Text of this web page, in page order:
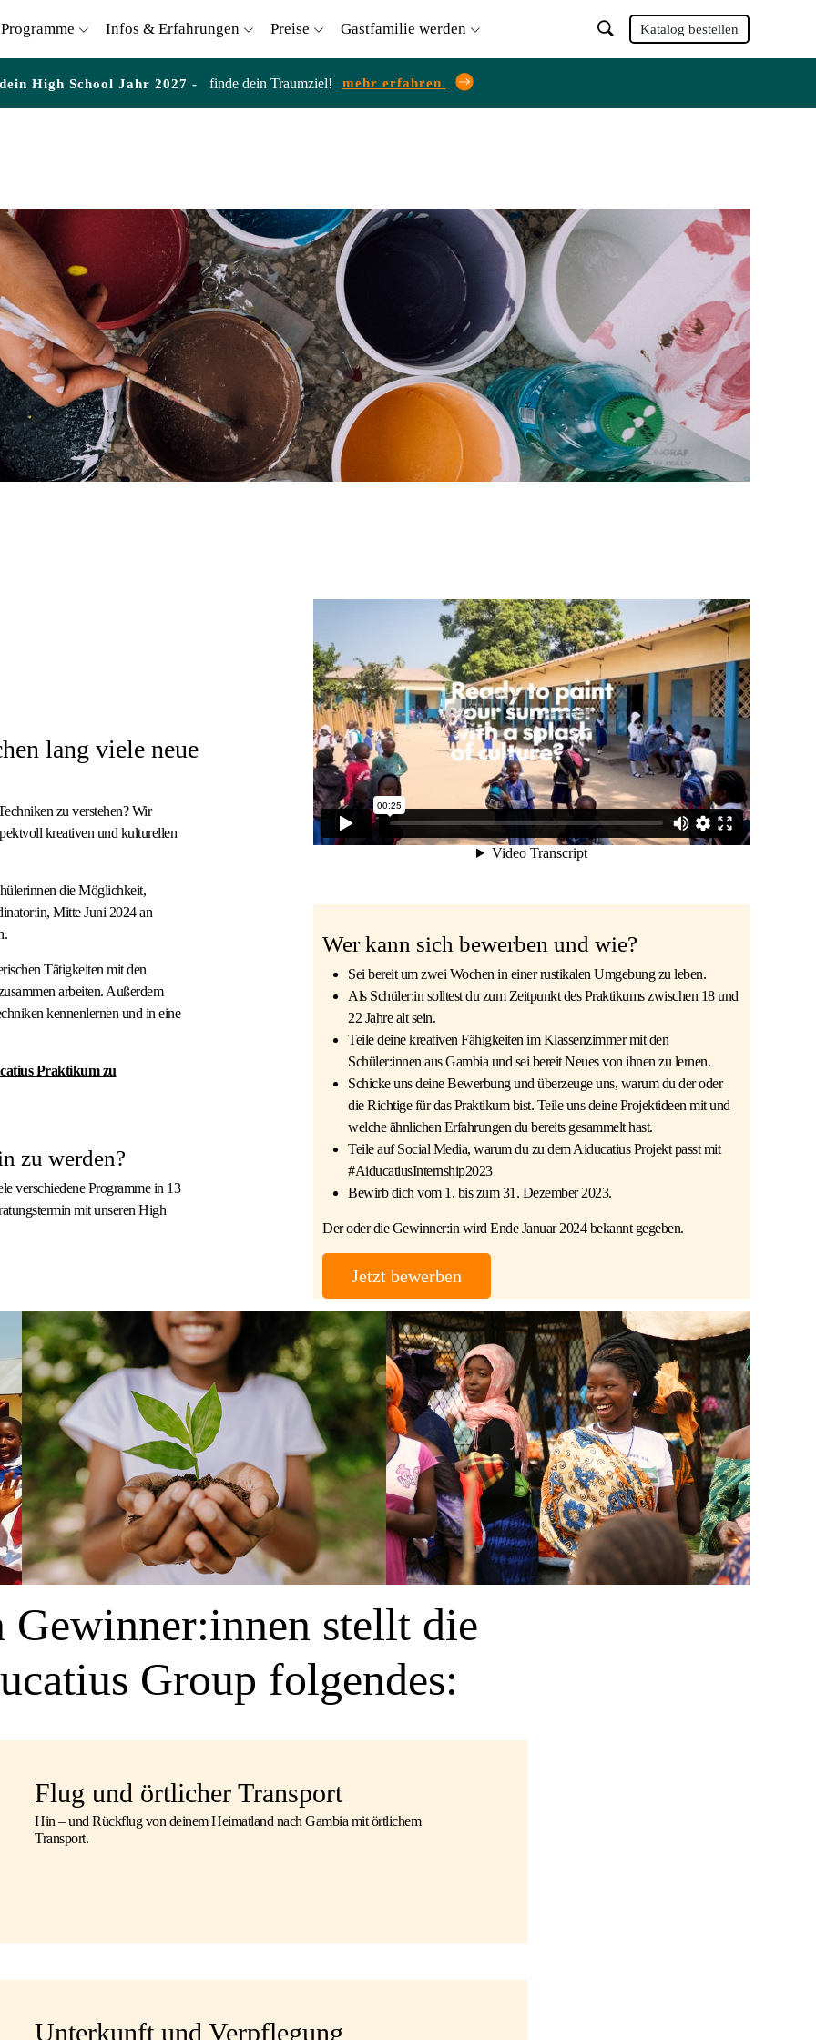
Programme Infos & Erfahrungen Preise Gastfamilie werden Katalog bestellen
High School Jahr 2027 - finde dein Traumziel! mehr erfahren
lang viele neue
zu verstehen? Wir
kreativen und kulturellen
die Möglichkeit,
Mitte Juni 2024 an
Tätigkeiten mit den
arbeiten. Außerdem
kennenlernen und in eine
Praktikum zu
zu werden?
verschiedene Programme in 13
mit unseren High
Wer kann sich bewerben und wie?
Sei bereit um zwei Wochen in einer rustikalen Umgebung zu leben.
Als Schüler:in solltest du zum Zeitpunkt des Praktikums zwischen 18 und
22 Jahre alt sein.
Teile deine kreativen Fähigkeiten im Klassenzimmer mit den
Schüler:innen aus Gambia und sei bereit Neues von ihnen zu lernen.
Schicke uns deine Bewerbung und überzeuge uns, warum du der oder
die Richtige für das Praktikum bist. Teile uns deine Projektideen mit und
welche ähnlichen Erfahrungen du bereits gesammelt hast.
Teile auf Social Media, warum du zu dem Aiducatius Projekt passt mit
#AiducatiusInternship2023
Bewirb dich vom 1. bis zum 31. Dezember 2023.
Der oder die Gewinner:in wird Ende Januar 2024 bekannt gegeben.
Jetzt bewerben
Gewinner:innen stellt die
Group folgendes:
Flug und örtlicher Transport
Hin – und Rückflug von deinem Heimatland nach Gambia mit örtlichem
Transport.
Unterkunft und Verpflegung